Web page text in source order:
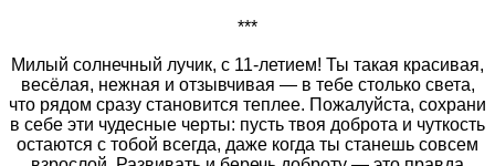
***
Милый солнечный лучик, с 11‑летием! Ты такая красивая,
весёлая, нежная и отзывчивая — в тебе столько света,
что рядом сразу становится теплее. Пожалуйста, сохрани
в себе эти чудесные черты: пусть твоя доброта и чуткость
остаются с тобой всегда, даже когда ты станешь совсем